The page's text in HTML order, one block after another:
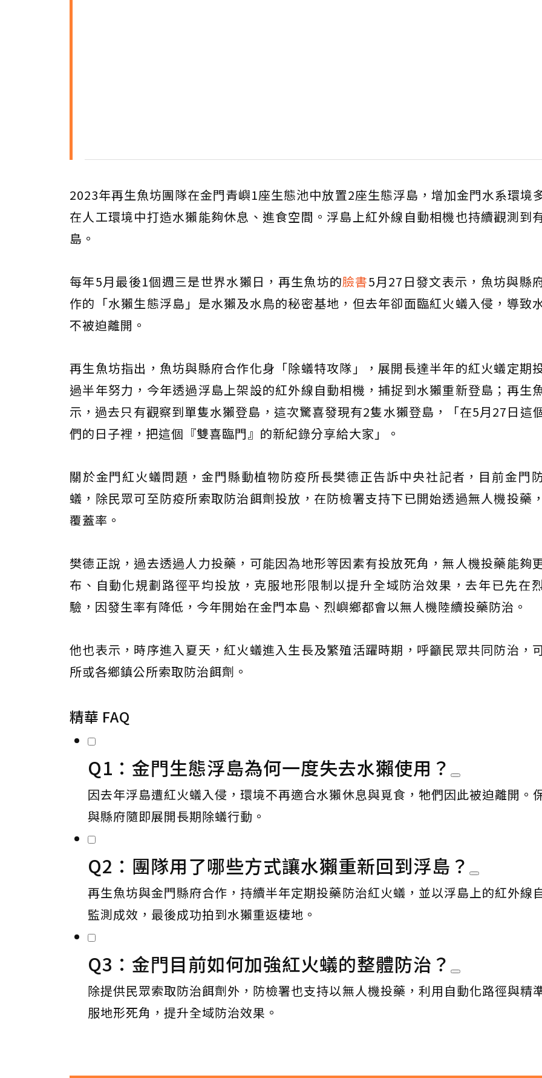
2023年再生魚坊團隊在金門青嶼1座生態池中放置2座生態浮島，增加金門水系環境
在人工環境中打造水獺能夠休息、進食空間。浮島上紅外線自動相機也持續觀測到
島。
每年5月最後1個週三是世界水獺日，再生魚坊的臉書5月27日發文表示，魚坊與縣
作的「水獺生態浮島」是水獺及水鳥的秘密基地，但去年卻面臨紅火蟻入侵，導致
不被迫離開。
再生魚坊指出，魚坊與縣府合作化身「除蟻特攻隊」，展開長達半年的紅火蟻定期
過半年努力，今年透過浮島上架設的紅外線自動相機，捕捉到水獺重新登島；再生
示，過去只有觀察到單隻水獺登島，這次驚喜發現有2隻水獺登島，「在5月27日這
們的日子裡，把這個『雙喜臨門』的新紀錄分享給大家」。
關於金門紅火蟻問題，金門縣動植物防疫所長樊德正告訴中央社記者，目前金門
蟻，除民眾可至防疫所索取防治餌劑投放，在防檢署支持下已開始透過無人機投藥
覆蓋率。
樊德正說，過去透過人力投藥，可能因為地形等因素有投放死角，無人機投藥能夠
布、自動化規劃路徑平均投放，克服地形限制以提升全域防治效果，去年已先在
驗，因發生率有降低，今年開始在金門本島、烈嶼鄉都會以無人機陸續投藥防治。
他也表示，時序進入夏天，紅火蟻進入生長及繁殖活躍時期，呼籲民眾共同防治，
所或各鄉鎮公所索取防治餌劑。
精華 FAQ
Q1：金門生態浮島為何一度失去水獺使用？
因去年浮島遭紅火蟻入侵，環境不再適合水獺休息與覓食，牠們因此被迫離開。
與縣府隨即展開長期除蟻行動。
Q2：團隊用了哪些方式讓水獺重新回到浮島？
再生魚坊與金門縣府合作，持續半年定期投藥防治紅火蟻，並以浮島上的紅外線
監測成效，最後成功拍到水獺重返棲地。
Q3：金門目前如何加強紅火蟻的整體防治？
除提供民眾索取防治餌劑外，防檢署也支持以無人機投藥，利用自動化路徑與精
服地形死角，提升全域防治效果。